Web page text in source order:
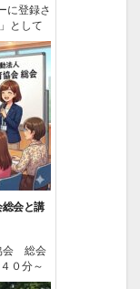
に登録さ
として
５年４月
ィアセン
江戸
き「とも
会と講
会 総会
０分～
国際協